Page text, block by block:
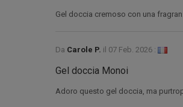
Gel doccia cremoso con una
Da Carole P. il 07 Feb. 2026 :
Gel doccia Monoi
Adoro questo gel doccia, ma